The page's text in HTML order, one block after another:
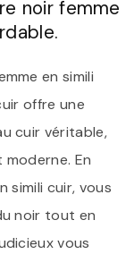
noir femme
en simili
offre une
cuir véritable,
En
simili cuir, vous
noir tout en
vous